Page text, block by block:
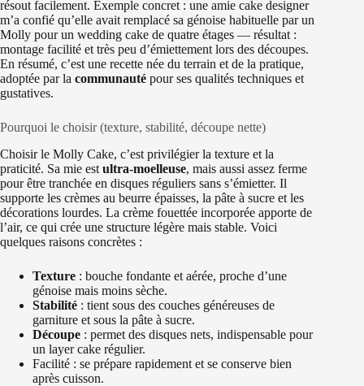
résout facilement. Exemple concret : une amie cake designer
m’a confié qu’elle avait remplacé sa génoise habituelle par un
Molly pour un wedding cake de quatre étages — résultat :
montage facilité et très peu d’émiettement lors des découpes.
En résumé, c’est une recette née du terrain et de la pratique,
adoptée par la communauté pour ses qualités techniques et
gustatives.
Pourquoi le choisir (texture, stabilité, découpe nette)
Choisir le Molly Cake, c’est privilégier la texture et la
praticité. Sa mie est ultra-moelleuse, mais aussi assez ferme
pour être tranchée en disques réguliers sans s’émietter. Il
supporte les crèmes au beurre épaisses, la pâte à sucre et les
décorations lourdes. La crème fouettée incorporée apporte de
l’air, ce qui crée une structure légère mais stable. Voici
quelques raisons concrètes :
Texture : bouche fondante et aérée, proche d’une
génoise mais moins sèche.
Stabilité : tient sous des couches généreuses de
garniture et sous la pâte à sucre.
Découpe : permet des disques nets, indispensable pour
un layer cake régulier.
Facilité : se prépare rapidement et se conserve bien
après cuisson.